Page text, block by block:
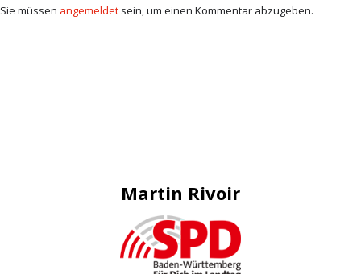
Sie müssen angemeldet sein, um einen Kommentar abzugeben.
Martin Rivoir